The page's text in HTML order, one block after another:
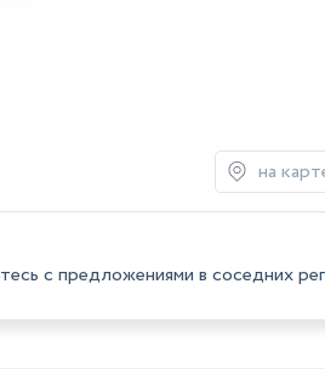
на
с предложениями в соседних